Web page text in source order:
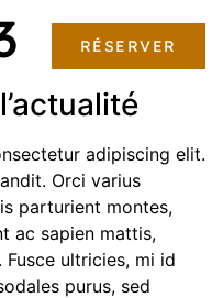
RÉSERVER
adipiscing elit.
Orci varius
parturient montes,
ac sapien mattis,
ultricies, mi id
purus, sed